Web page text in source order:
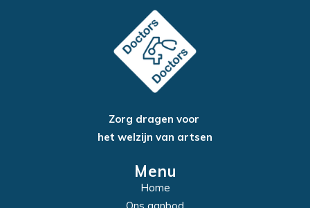
Zorg dragen voor
het welzijn van artsen
Menu
Home